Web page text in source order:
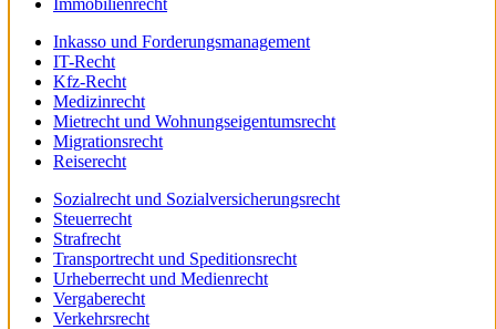
Immobilienrecht
Inkasso und Forderungsmanagement
IT-Recht
Kfz-Recht
Medizinrecht
Mietrecht und Wohnungseigentumsrecht
Migrationsrecht
Reiserecht
Sozialrecht und Sozialversicherungsrecht
Steuerrecht
Strafrecht
Transportrecht und Speditionsrecht
Urheberrecht und Medienrecht
Vergaberecht
Verkehrsrecht